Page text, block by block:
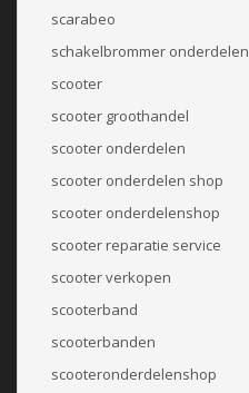
scarabeo
schakelbrommer onderdelen
scooter
scooter groothandel
scooter onderdelen
scooter onderdelen shop
scooter onderdelenshop
scooter reparatie service
scooter verkopen
scooterband
scooterbanden
scooteronderdelenshop